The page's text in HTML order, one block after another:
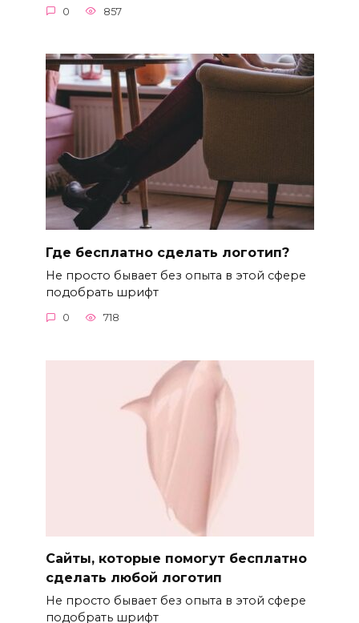
0 857
Где бесплатно сделать логотип?
Не просто бывает без опыта в этой сфере
подобрать шрифт
0 718
Сайты, которые помогут бесплатно
сделать любой логотип
Не просто бывает без опыта в этой сфере
подобрать шрифт